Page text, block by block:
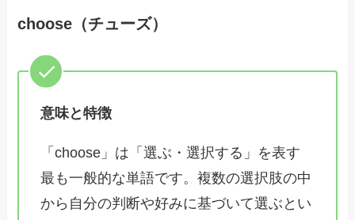
choose（チューズ）
意味と特徴
「choose」は「選ぶ・選択する」を表す
最も一般的な単語です。複数の選択肢の中
から自分の判断や好みに基づいて選ぶとい